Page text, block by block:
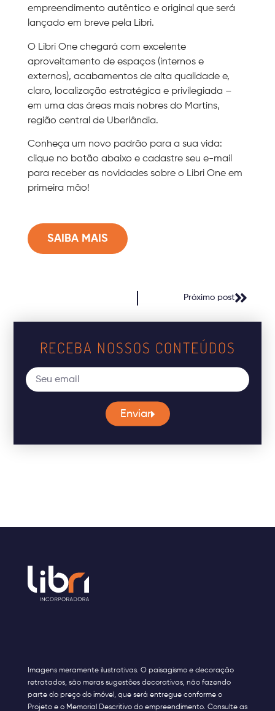
empreendimento autêntico e original que será
lançado em breve pela Libri.
O Libri One chegará com excelente
aproveitamento de espaços (internos e
externos), acabamentos de alta qualidade e,
claro, localização estratégica e privilegiada –
em uma das áreas mais nobres do Martins,
região central de Uberlândia.
Conheça um novo padrão para a sua vida:
clique no botão abaixo e cadastre seu e-mail
para receber as novidades sobre o Libri One em
primeira mão!
SAIBA MAIS
Próximo post
RECEBA NOSSOS CONTEÚDOS
Enviar
Imagens meramente ilustrativas. O paisagismo e decoração
retratados, são meras sugestões decorativas, não fazendo
parte do preço do imóvel, que será entregue conforme o
Projeto e o Memorial Descritivo do empreendimento. Consulte as